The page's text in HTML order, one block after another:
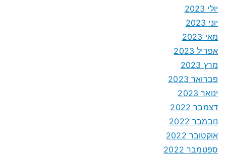
יולי 2023
יוני 2023
מאי 2023
אפריל 2023
מרץ 2023
פברואר 2023
ינואר 2023
דצמבר 2022
נובמבר 2022
אוקטובר 2022
ספטמבר 2022